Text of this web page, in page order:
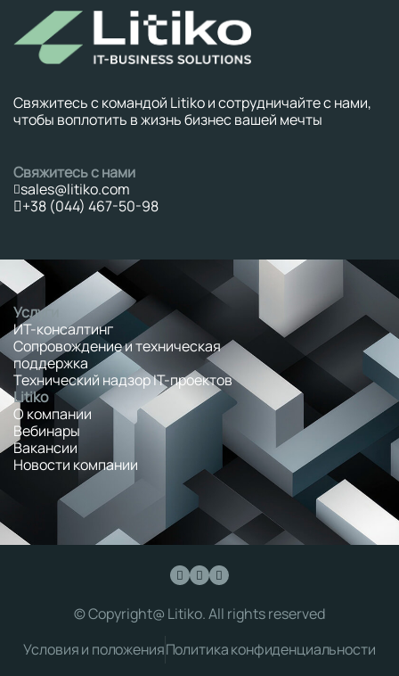
Свяжитесь с командой Litiko и сотрудничайте с нами,
чтобы воплотить в жизнь бизнес вашей мечты
Свяжитесь с нами
sales@litiko.com
+38 (044) 467-50-98
Услуги
ИТ-консалтинг
Сопровождение и техническая
поддержка
Технический надзор IT-проектов
Litiko
О компании
Вебинары
Вакансии
Новости компании
© Copyright@ Litiko. All rights reserved
Условия и положенияПолитика конфиденциальности